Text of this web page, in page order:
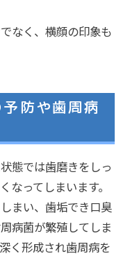
なく、横顔の印象も
防や歯周病
態では歯磨きをしっ
なってしまいます。
まい、歯垢でき口臭
病菌が繁殖してしま
く形成され歯周病を